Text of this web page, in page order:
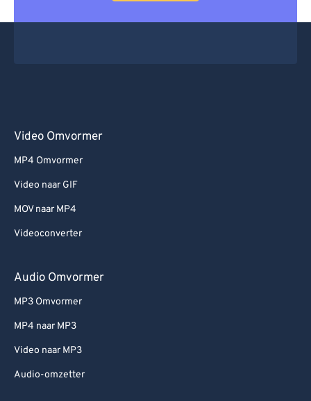
Video Omvormer
MP4 Omvormer
Video naar GIF
MOV naar MP4
Videoconverter
Audio Omvormer
MP3 Omvormer
MP4 naar MP3
Video naar MP3
Audio-omzetter